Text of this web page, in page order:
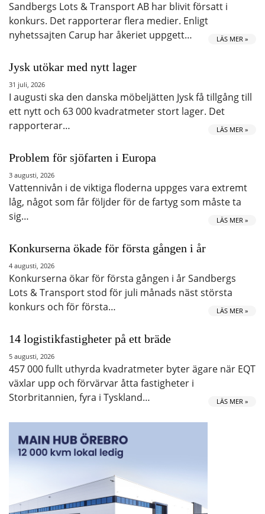
Sandbergs Lots & Transport AB har blivit försatt i
konkurs. Det rapporterar flera medier. Enligt
nyhetssajten Carup har åkeriet uppgett…
LÄS MER »
Jysk utökar med nytt lager
31 juli, 2026
I augusti ska den danska möbeljätten Jysk få tillgång till
ett nytt och 63 000 kvadratmeter stort lager. Det
rapporterar…
LÄS MER »
Problem för sjöfarten i Europa
3 augusti, 2026
Vattennivån i de viktiga floderna uppges vara extremt
låg, något som får följder för de fartyg som måste ta
sig…
LÄS MER »
Konkurserna ökade för första gången i år
4 augusti, 2026
Konkurserna ökar för första gången i år Sandbergs
Lots & Transport stod för juli månads näst största
konkurs och för första…
LÄS MER »
14 logistikfastigheter på ett bräde
5 augusti, 2026
457 000 fullt uthyrda kvadratmeter byter ägare när EQT
växlar upp och förvärvar åtta fastigheter i
Storbritannien, fyra i Tyskland…
LÄS MER »